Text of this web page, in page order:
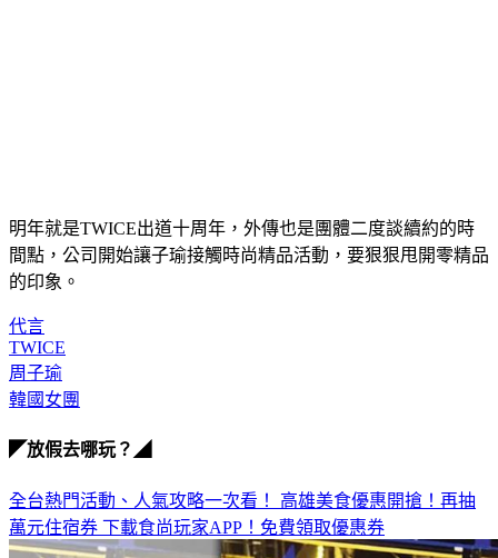
明年就是TWICE出道十周年，外傳也是團體二度談續約的時
間點，公司開始讓子瑜接觸時尚精品活動，要狠狠甩開零精品
的印象。
代言
TWICE
周子瑜
韓國女團
◤放假去哪玩？◢
全台熱門活動、人氣攻略一次看！ 高雄美食優惠開搶！再抽
萬元住宿券 下載食尚玩家APP！免費領取優惠券